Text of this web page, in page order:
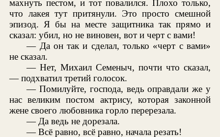
махнуть пестом, и тот повалился. Плохо только,
что лакея тут притянули. Это просто смешной
эпизод. Я бы на месте защитника так прямо и
сказал: убил, но не виновен, вот и черт с вами!
— Да он так и сделал, только «черт с вами»
не сказал.
— Нет, Михаил Семеныч, почти что сказал,
— подхватил третий голосок.
— Помилуйте, господа, ведь оправдали же у
нас великим постом актрису, которая законной
жене своего любовника горло перерезала.
— Да ведь не дорезала.
— Всё равно, всё равно, начала резать!